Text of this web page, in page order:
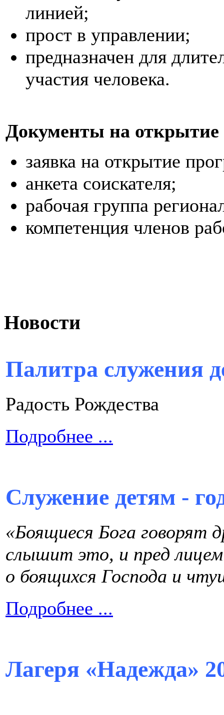
линией;
прост в управлении;
предназначен для
участия человека.
Документы на
заявка на открытие
анкета соискателя;
рабочая группа
компетенция членов
Новости
Палитра служения
Радость Рождества
Подробнее ...
Служение детям -
«Боящиеся Бога говорят
слышит это, и пред
о боящихся Господа и
Подробнее ...
Лагеря «Надежда»